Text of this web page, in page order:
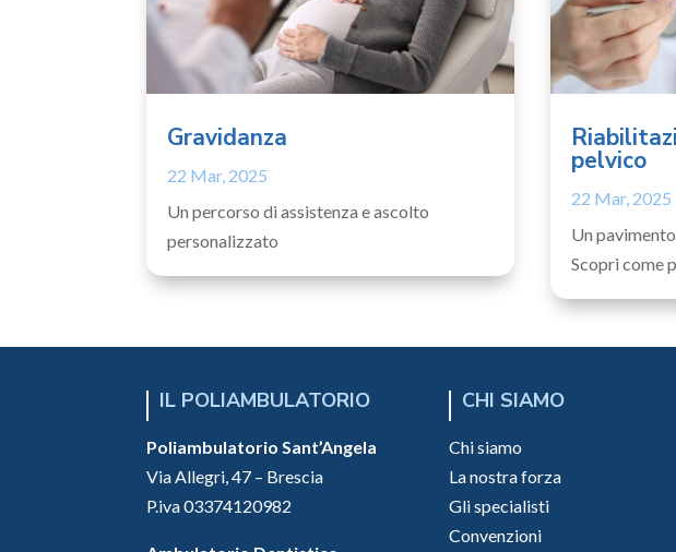
Gravidanza
22 Mar, 2025
Un percorso di assistenza e ascolto
personalizzato
pelvico
22 Mar, 2025
Un
Scopri come
IL POLIAMBULATORIO
Poliambulatorio Sant’Angela
Via Allegri, 47 – Brescia
P.iva 03374120982
CHI SIAMO
Chi siamo
La nostra forza
Gli specialisti
Convenzioni